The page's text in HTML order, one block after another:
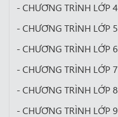
- CHƯƠNG TRÌNH LỚP 4
- CHƯƠNG TRÌNH LỚP 5
- CHƯƠNG TRÌNH LỚP 6
- CHƯƠNG TRÌNH LỚP 7
- CHƯƠNG TRÌNH LỚP 8
- CHƯƠNG TRÌNH LỚP 9